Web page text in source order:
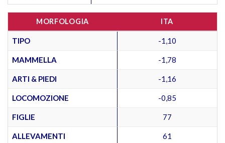
MORFOLOGIA ITA
TIPO -1,10
MAMMELLA -1,78
ARTI & PIEDI -1,16
LOCOMOZIONE -0,85
FIGLIE 77
ALLEVAMENTI 61